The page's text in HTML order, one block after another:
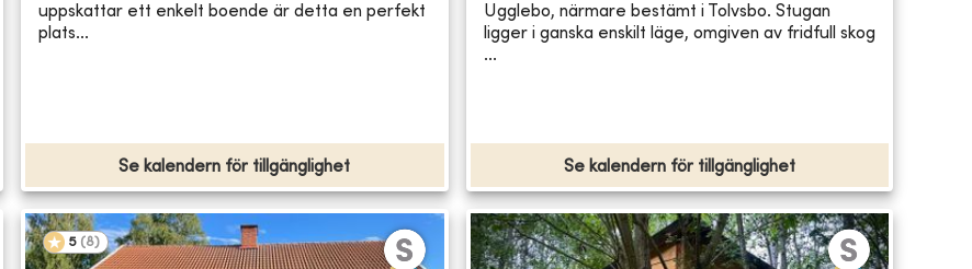
uppskattar ett enkelt boende är detta en perfekt
plats...
Se kalendern för tillgänglighet
Ugglebo, närmare bestämt i Tolvsbo. Stugan
ligger i ganska enskilt läge, omgiven av fridfull skog
...
Se kalendern för tillgänglighet
5 (8)